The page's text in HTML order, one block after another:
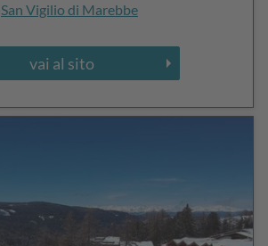
San Vigilio di Marebbe
vai al sito